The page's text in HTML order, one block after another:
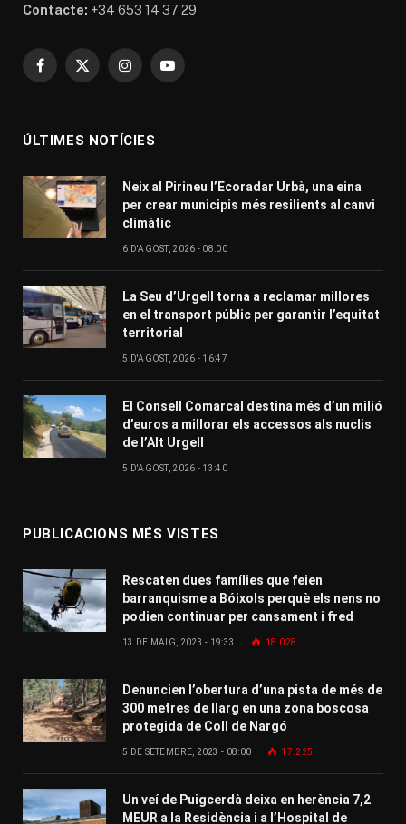
Contacte: +34 653 14 37 29
Facebook
X
InstagramYouTube
ÚLTIMES NOTÍCIES
Neix al Pirineu l’Ecoradar Urbà, una eina
per crear municipis més resilients al canvi
climàtic
6 D'AGOST, 2026 - 08:00
La Seu d’Urgell torna a reclamar millores
en el transport públic per garantir l’equitat
territorial
5 D'AGOST, 2026 - 16:47
El Consell Comarcal destina més d’un milió
d’euros a millorar els accessos als nuclis
de l’Alt Urgell
5 D'AGOST, 2026 - 13:40
PUBLICACIONS MÉS VISTES
Rescaten dues famílies que feien
barranquisme a Bóixols perquè els nens no
podien continuar per cansament i fred
13 DE MAIG, 2023 - 19:33 18.028
Denuncien l’obertura d’una pista de més de
300 metres de llarg en una zona boscosa
protegida de Coll de Nargó
5 DE SETEMBRE, 2023 - 08:00 17.225
Un veí de Puigcerdà deixa en herència 7,2
MEUR a la Residència i a l’Hospital de